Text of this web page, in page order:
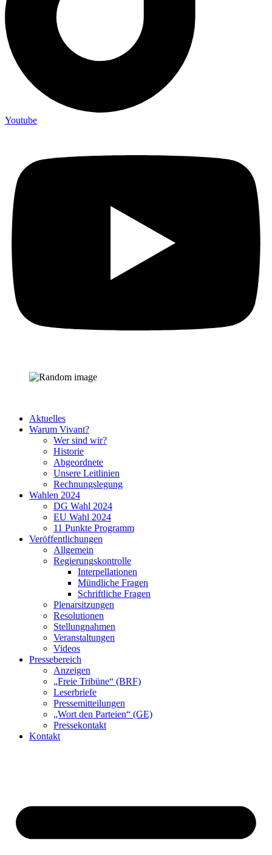
Youtube
Aktuelles
Warum Vivant?
Wer sind wir?
Historie
Abgeordnete
Unsere Leitlinien
Rechnungslegung
Wahlen 2024
DG Wahl 2024
EU Wahl 2024
11 Punkte Programm
Veröffentlichungen
Allgemein
Regierungskontrolle
Interpellationen
Mündliche Fragen
Schriftliche Fragen
Plenarsitzungen
Resolutionen
Stellungnahmen
Veranstaltungen
Videos
Pressebereich
Anzeigen
„Freie Tribüne“ (BRF)
Leserbriefe
Pressemitteilungen
„Wort den Parteien“ (GE)
Pressekontakt
Kontakt